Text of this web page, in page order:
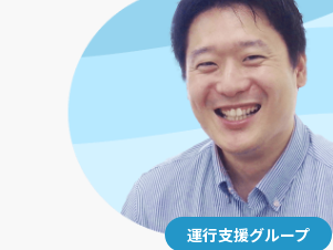
運行支援グループ